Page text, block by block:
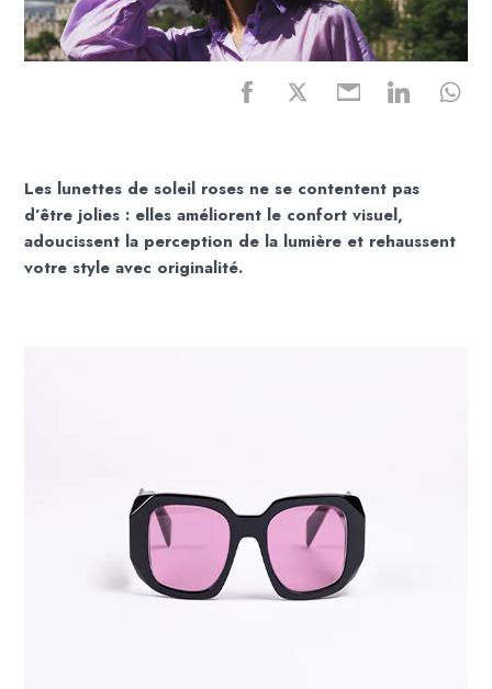
Les lunettes de soleil roses ne se contentent pas
d’être jolies : elles améliorent le confort visuel,
adoucissent la perception de la lumière et rehaussent
votre style avec originalité.